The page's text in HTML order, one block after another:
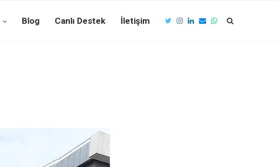
Blog Canlı Destek İletişim